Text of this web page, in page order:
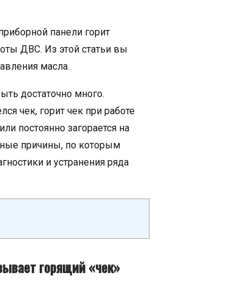
панели горит
ДВС. Из этой статьи вы
масла.
достаточно много.
чек, горит чек при работе
постоянно загорается на
причины, по которым
и устранения ряда
горящий «чек»